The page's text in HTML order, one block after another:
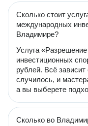
Сколько стоит
международных
Владимире?
Услуга
инвестиционных
рублей. Всё
случилось, и
а вы выберете
Сколько во